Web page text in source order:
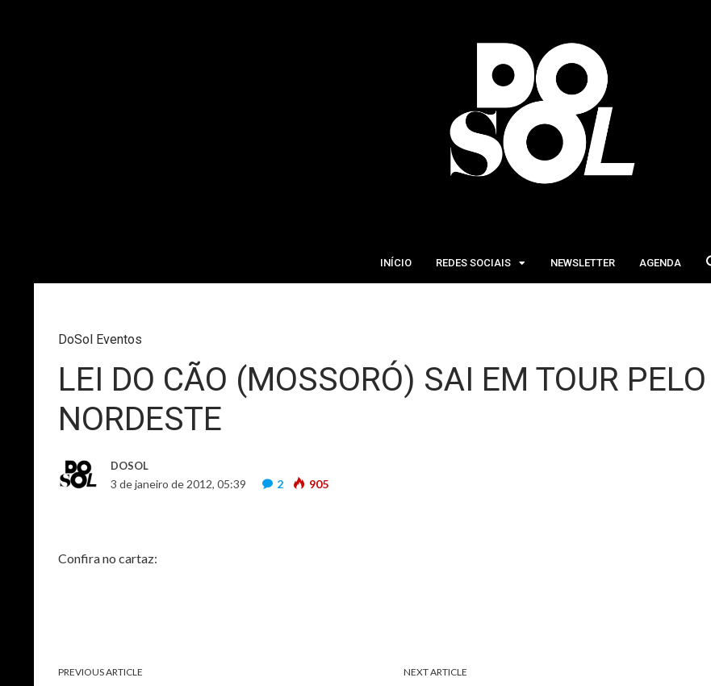
INÍCIO REDES SOCIAIS NEWSLETTER AGENDA
DoSol Eventos
LEI DO CÃO (MOSSORÓ) SAI EM TOUR PELO
NORDESTE
DOSOL
3 de janeiro de 2012, 05:39 2 905
Confira no cartaz:
PREVIOUS ARTICLE NEXT ARTICLE